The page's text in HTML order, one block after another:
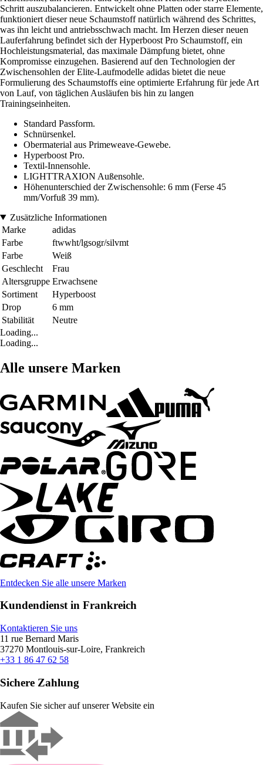
Schritt auszubalancieren. Entwickelt ohne Platten oder starre Elemente,
funktioniert dieser neue Schaumstoff natürlich während des Schrittes,
was ihn leicht und antriebsschwach macht. Im Herzen dieser neuen
Lauferfahrung befindet sich der Hyperboost Pro Schaumstoff, ein
Hochleistungsmaterial, das maximale Dämpfung bietet, ohne
Kompromisse einzugehen. Basierend auf den Technologien der
Zwischensohlen der Elite-Laufmodelle adidas bietet die neue
Formulierung des Schaumstoffs eine optimierte Erfahrung für jede Art
von Lauf, von täglichen Ausläufen bis hin zu langen
Trainingseinheiten.
Standard Passform.
Schnürsenkel.
Obermaterial aus Primeweave-Gewebe.
Hyperboost Pro.
Textil-Innensohle.
LIGHTTRAXION Außensohle.
Höhenunterschied der Zwischensohle: 6 mm (Ferse 45
mm/Vorfuß 39 mm).
Zusätzliche Informationen
Marke
adidas
Farbe
ftwwht/lgsogr/silvmt
Farbe
Weiß
Geschlecht
Frau
Altersgruppe Erwachsene
Sortiment
Hyperboost
Drop
6 mm
Stabilität
Neutre
Loading...
Loading...
Alle unsere Marken
Entdecken Sie alle unsere Marken
Kundendienst in Frankreich
Kontaktieren Sie uns
11 rue Bernard Maris
37270 Montlouis-sur-Loire, Frankreich
+33 1 86 47 62 58
Sichere Zahlung
Kaufen Sie sicher auf unserer Website ein